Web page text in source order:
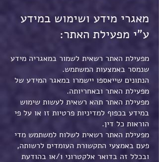
מאגרי מידע ושימוש במידע
ע"י מפעילת האתר:
מפעילת האתר רשאית לשמור במאגריה מידע
שנמסר באמצעות המשתמש.
הנתונים שייאספו יישמרו במאגר המידע של
מפעילת האתר ובאחריותה.
מפעילת האתר תהא רשאית לעשות שימוש
במידע בכפוף למדיניות פרטיות זו או על פי
הוראות כל דין.
מפעילת האתר רשאית לשלוח למשתמש מדי
פעם באמצעי התקשורת העומדים לרשותה,
ובכלל זה בדואר אלקטרוני ו/או בהודעת